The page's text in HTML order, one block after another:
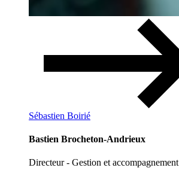
Sébastien Boirié
Bastien Brocheton-Andrieux
Directeur - Gestion et accompagnement